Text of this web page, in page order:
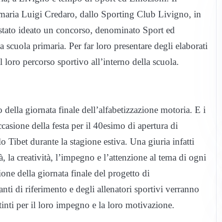
Luigi Credaro, dallo Sporting Club Livigno, in
ideato un concorso, denominato Sport ed
primaria. Per far loro presentare degli elaborati
percorso sportivo all’interno della scuola.
giornata finale dell’alfabetizzazione motoria. E i
della festa per il 40esimo di apertura di
Tibet durante la stagione estiva. Una giuria infatti
la creatività, l’impegno e l’attenzione al tema di ogni
della giornata finale del progetto di
di riferimento e degli allenatori sportivi verranno
per il loro impegno e la loro motivazione.